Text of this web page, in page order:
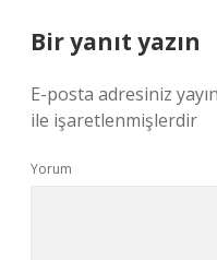
Bir yanıt yazın
E-posta adresiniz
ile işaretlenmişlerdir
Yorum